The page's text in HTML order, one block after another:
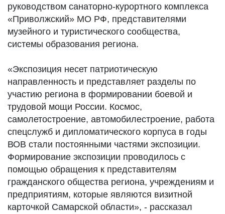
руководством санаторно-курортного комплекса
«Приволжский» МО РФ, представителями
музейного и туристического сообщества,
системы образования региона.
«Экспозиция несет патриотическую
направленность и представляет разделы по
участию региона в формировании боевой и
трудовой мощи России. Космос,
самолетостроение, автомобилестроение, работа
спецслужб и дипломатического корпуса в годы
ВОВ стали постоянными частями экспозиции.
Формирование экспозиции проводилось с
помощью обращения к представителям
гражданского общества региона, учреждениям и
предприятиям, которые являются визитной
карточкой Самарской области», - рассказал